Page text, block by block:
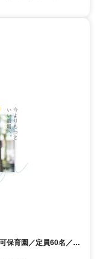
保育園／定員60名／週